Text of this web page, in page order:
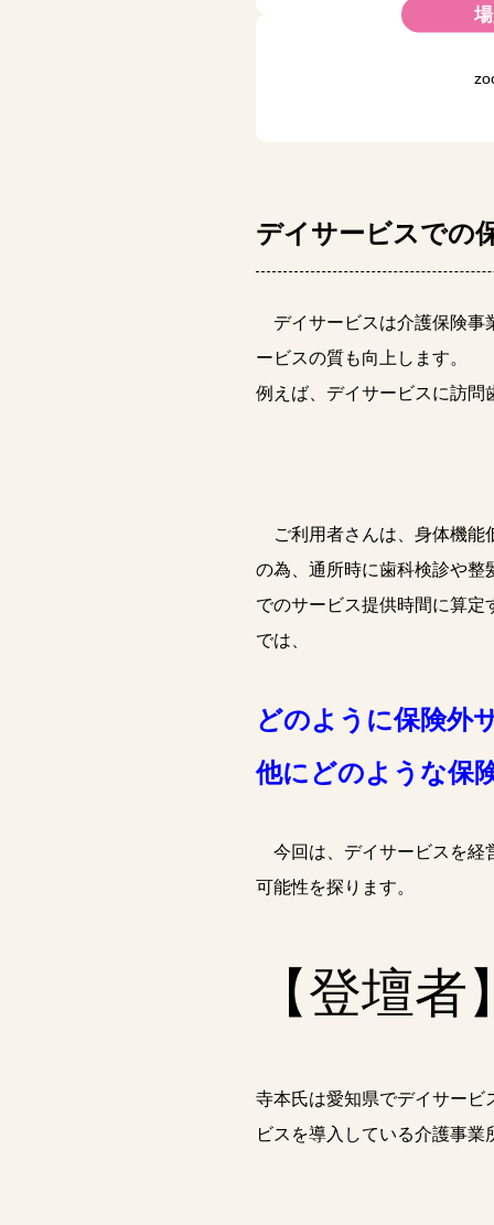
デイサービスでの
デイサービスは介護保険事
ービスの質も向上します。
例えば、デイサービスに訪問
ご利用者さんは、身体機能
の為、通所時に歯科検診や整
でのサービス提供時間に算定
では、
どのように保険外
他にどのような保
今回は、デイサービスを経
可能性を探ります。
【登壇者
寺本氏は愛知県でデイサービ
ビスを導入している介護事